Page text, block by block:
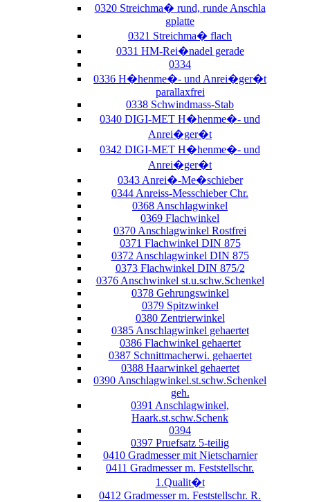
0320 Streichma� rund, runde Anschla
gplatte
0321 Streichma� flach
0331 HM-Rei�nadel gerade
0334
0336 H�henme�- und Anrei�ger�t
parallaxfrei
0338 Schwindmass-Stab
0340 DIGI-MET H�henme�- und
Anrei�ger�t
0342 DIGI-MET H�henme�- und
Anrei�ger�t
0343 Anrei�-Me�schieber
0344 Anreiss-Messchieber Chr.
0368 Anschlagwinkel
0369 Flachwinkel
0370 Anschlagwinkel Rostfrei
0371 Flachwinkel DIN 875
0372 Anschlagwinkel DIN 875
0373 Flachwinkel DIN 875/2
0376 Anschwinkel st.u.schw.Schenkel
0378 Gehrungswinkel
0379 Spitzwinkel
0380 Zentrierwinkel
0385 Anschlagwinkel gehaertet
0386 Flachwinkel gehaertet
0387 Schnittmacherwi. gehaertet
0388 Haarwinkel gehaertet
0390 Anschlagwinkel.st.schw.Schenkel
geh.
0391 Anschlagwinkel,
Haark.st.schw.Schenk
0394
0397 Pruefsatz 5-teilig
0410 Gradmesser mit Nietscharnier
0411 Gradmesser m. Feststellschr.
1.Qualit�t
0412 Gradmesser m. Feststellschr. R.